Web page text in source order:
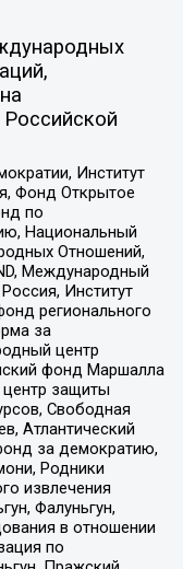
Институт
Фонд Открытое
по
Национальный
Отношений,
Международный
Институт
регионального
за
центр
фонд Маршалла
защиты
Свободная
Атлантический
за демократию,
Родники
извлечения
Фалуньгун,
в отношении
по